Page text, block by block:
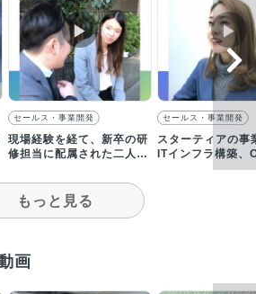
▶︎
セールス・事業開発
現場経験を経て、新卒の研
修担当に配属された二人
る！
▶︎
セールス・事業開発
スターティアの事
ITインフラ構築、
などIT全般の悩み
もっと見る
画